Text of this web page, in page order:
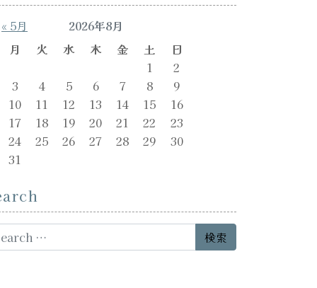
2026年8月
月
火 水 木 金 土
日
1
2
3
4 5 6 7 8
9
10
11 12 13 14 15
16
17
18 19 20 21 22
23
24
25 26 27 28 29
30
31
« 5月
for: